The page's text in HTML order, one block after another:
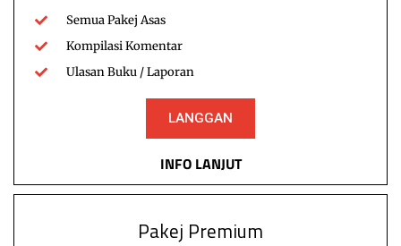
July 13, 2026
olehIRIS Institute.
Rekasawang
Semua Pakej Asas
Kompilasi Komentar
Ulasan Buku / Laporan
LANGGAN
INFO LANJUT
Pakej Premium